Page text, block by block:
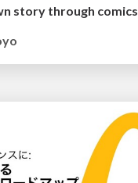
story through comics